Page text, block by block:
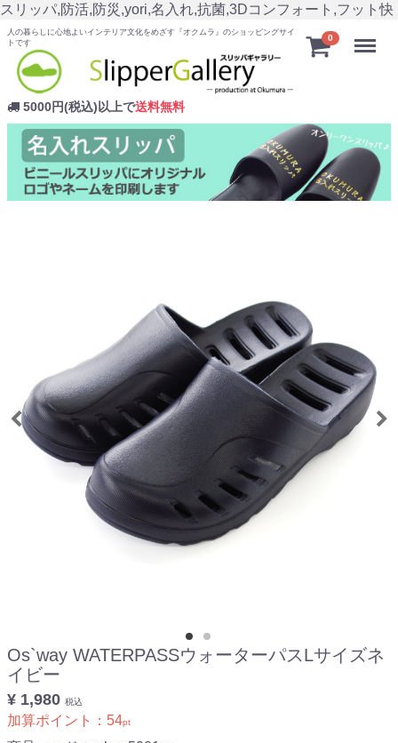
スリッパ,防活,防災,yori,名入れ,抗菌,3Dコンフォート,フット快
人の暮らしに心地よいインテリア文化をめざす『オクムラ』のショッピングサイ
トです
5000円(税込)以上で送料無料
0 Menu
Os`way WATERPASSウォーターパスLサイズネ
イビー
¥ 1,980 税込
加算ポイント： 54pt